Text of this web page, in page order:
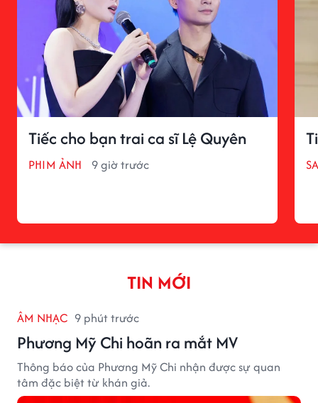
Tiếc cho bạn trai ca sĩ Lệ Quyên
PHIM ẢNH 9 giờ trước
TIN MỚI
ÂM NHẠC 9 phút trước
Phương Mỹ Chi hoãn ra mắt MV
Thông báo của Phương Mỹ Chi nhận được sự quan
tâm đặc biệt từ khán giả.